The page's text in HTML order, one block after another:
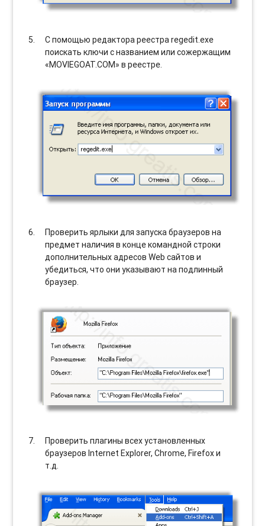
С помощью редактора реестра regedit.exe
поискать ключи с названием или сожержащим
«MOVIEGOAT.COM» в реестре.
Проверить ярлыки для запуска браузеров на
предмет наличия в конце командной строки
дополнительных адресов Web сайтов и
убедиться, что они указывают на подлинный
браузер.
Проверить плагины всех установленных
браузеров Internet Explorer, Chrome, Firefox и
т.д.